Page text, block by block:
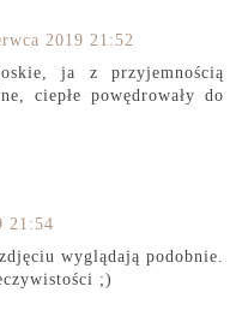
2019 21:52
ja z przyjemnością
ciepłe powędrowały do
21:54
wyglądają podobnie.
;)